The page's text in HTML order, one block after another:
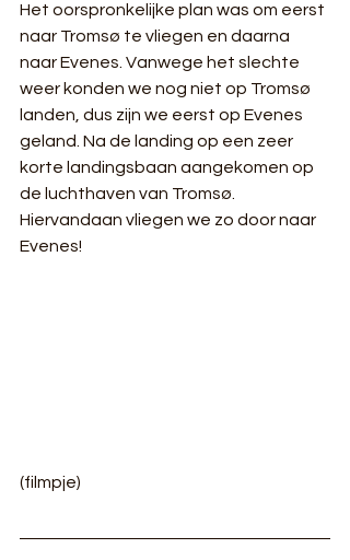
Het oorspronkelijke plan was om eerst
naar Tromsø te vliegen en daarna
naar Evenes. Vanwege het slechte
weer konden we nog niet op Tromsø
landen, dus zijn we eerst op Evenes
geland. Na de landing op een zeer
korte landingsbaan aangekomen op
de luchthaven van Tromsø.
Hiervandaan vliegen we zo door naar
Evenes!
(filmpje)